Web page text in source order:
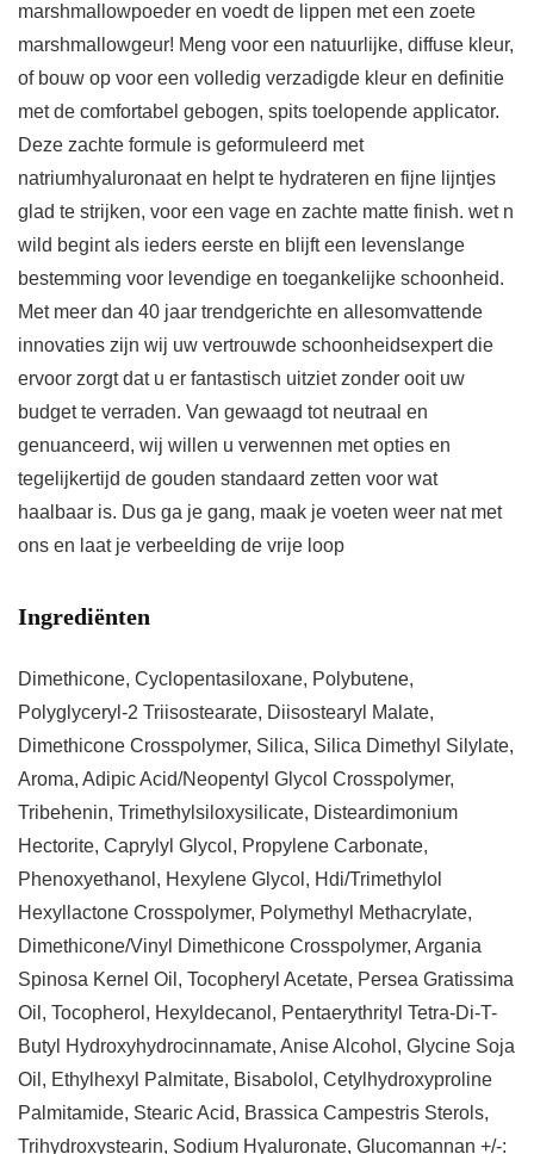
marshmallowpoeder en voedt de lippen met een zoete
marshmallowgeur! Meng voor een natuurlijke, diffuse kleur,
of bouw op voor een volledig verzadigde kleur en definitie
met de comfortabel gebogen, spits toelopende applicator.
Deze zachte formule is geformuleerd met
natriumhyaluronaat en helpt te hydrateren en fijne lijntjes
glad te strijken, voor een vage en zachte matte finish. wet n
wild begint als ieders eerste en blijft een levenslange
bestemming voor levendige en toegankelijke schoonheid.
Met meer dan 40 jaar trendgerichte en allesomvattende
innovaties zijn wij uw vertrouwde schoonheidsexpert die
ervoor zorgt dat u er fantastisch uitziet zonder ooit uw
budget te verraden. Van gewaagd tot neutraal en
genuanceerd, wij willen u verwennen met opties en
tegelijkertijd de gouden standaard zetten voor wat
haalbaar is. Dus ga je gang, maak je voeten weer nat met
ons en laat je verbeelding de vrije loop
Ingrediënten
Dimethicone, Cyclopentasiloxane, Polybutene,
Polyglyceryl-2 Triisostearate, Diisostearyl Malate,
Dimethicone Crosspolymer, Silica, Silica Dimethyl Silylate,
Aroma, Adipic Acid/Neopentyl Glycol Crosspolymer,
Tribehenin, Trimethylsiloxysilicate, Disteardimonium
Hectorite, Caprylyl Glycol, Propylene Carbonate,
Phenoxyethanol, Hexylene Glycol, Hdi/Trimethylol
Hexyllactone Crosspolymer, Polymethyl Methacrylate,
Dimethicone/Vinyl Dimethicone Crosspolymer, Argania
Spinosa Kernel Oil, Tocopheryl Acetate, Persea Gratissima
Oil, Tocopherol, Hexyldecanol, Pentaerythrityl Tetra-Di-T-
Butyl Hydroxyhydrocinnamate, Anise Alcohol, Glycine Soja
Oil, Ethylhexyl Palmitate, Bisabolol, Cetylhydroxyproline
Palmitamide, Stearic Acid, Brassica Campestris Sterols,
Trihydroxystearin, Sodium Hyaluronate, Glucomannan +/-: